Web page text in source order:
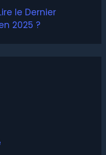
le Dernier
2025 ?